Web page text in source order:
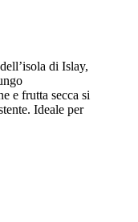
di Islay,
e frutta secca si
Ideale per